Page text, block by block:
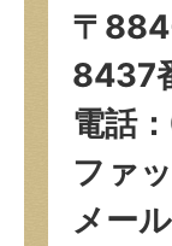
〒
8437
電話
ファ
メー